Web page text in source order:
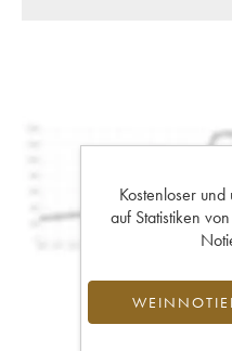
Kostenloser
auf Statistiken